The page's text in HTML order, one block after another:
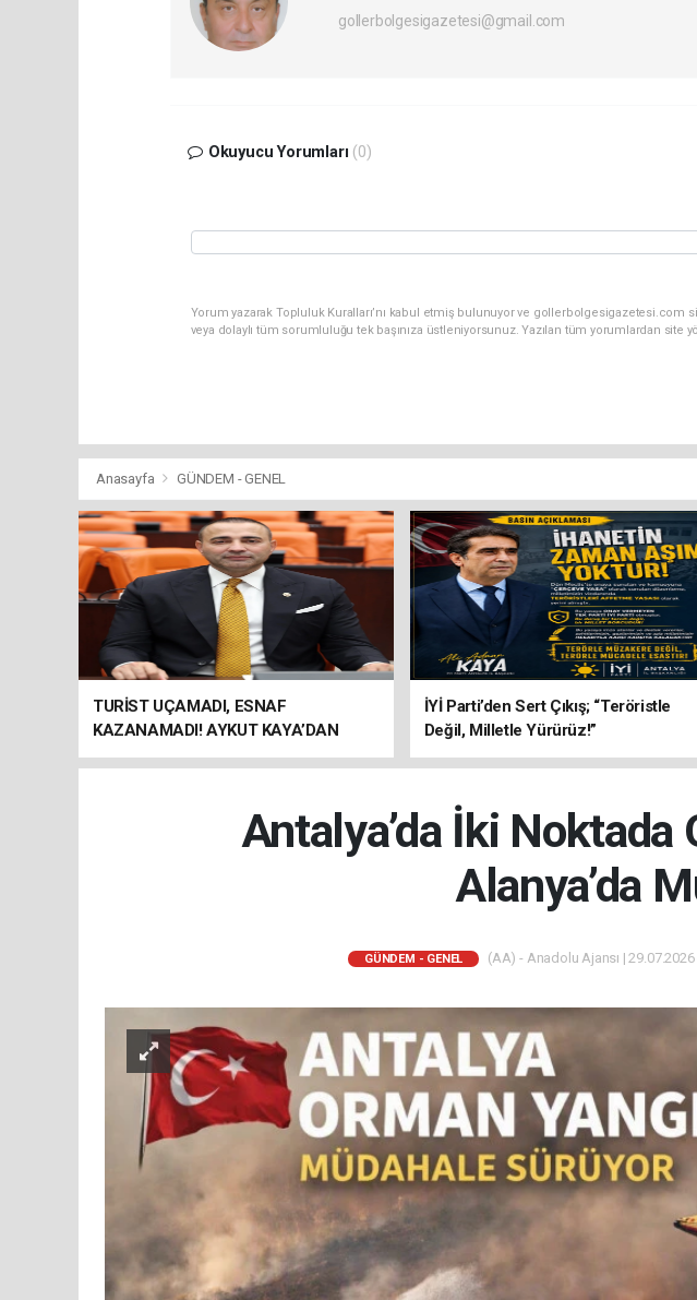
gollerbolgesigazetesi@gmail.com
Okuyucu Yorumları (0)
Yorum yazarak Topluluk Kuralları’nı kabul etmiş bulunuyor ve gollerbolgesigazetesi.com
veya dolaylı tüm sorumluluğu tek başınıza üstleniyorsunuz. Yazılan tüm yorumlardan
Anasayfa GÜNDEM - GENEL
TURİST UÇAMADI, ESNAF
KAZANAMADI! AYKUT KAYA’DAN
"BAGAJ HAKKI" ÇAĞRISI
İYİ Parti’den Sert Çıkış; “Teröristle
Değil, Milletle Yürürüz!”
Antalya’da İki Noktada
Alanya’da
GÜNDEM - GENEL (AA) - Anadolu Ajansı |